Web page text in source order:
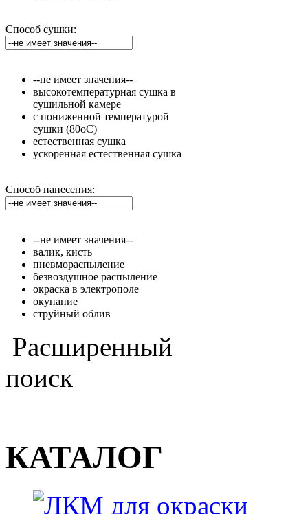
Способ сушки:
--не имеет значения--
высокотемпературная сушка в
сушильной камере
с пониженной температурой
сушки (80оС)
естественная сушка
ускоренная естественная сушка
Способ нанесения:
--не имеет значения--
валик, кисть
пневмораспыление
безвоздушное распыление
окраска в электрополе
окунание
струйный облив
Расширенный
поиск
КАТАЛОГ